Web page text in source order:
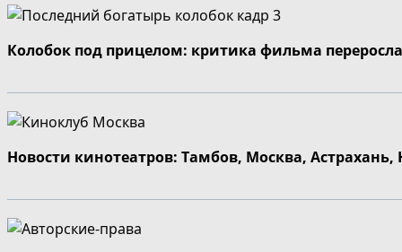
Колобок под прицелом: критика фильма
Новости кинотеатров: Тамбов, Москва,